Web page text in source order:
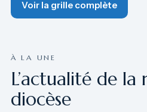
Voir la grille complète
À LA UNE
L’actualité de
diocèse